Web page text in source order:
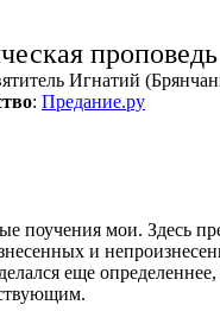
проповедь
Игнатий
: Предание.ру
поучения мои. Здесь
и
еще